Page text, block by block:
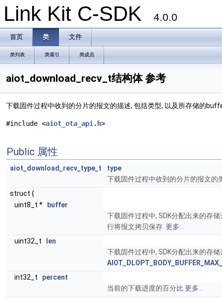
Link Kit C-SDK 4.0.0
首页 类 文件
类列表 类索引 类成员
aiot_download_recv_t结构体 参考
下载固件过程中收到的分片的报文的描述, 包括类型, 以及所存储的
#include <aiot_ota_api.h>
Public 属性
aiot_download_recv_type_t
type
下载固件过程中收到的分片的报文的
struct {
uint8_t *
buffer
下载固件过程中, SDK分配出来的存
行将报文拷贝保存. 更多...
uint32_t
len
下载固件过程中, SDK分配出来的存
int32_t percent
当前的下载进度的百分比 更多...